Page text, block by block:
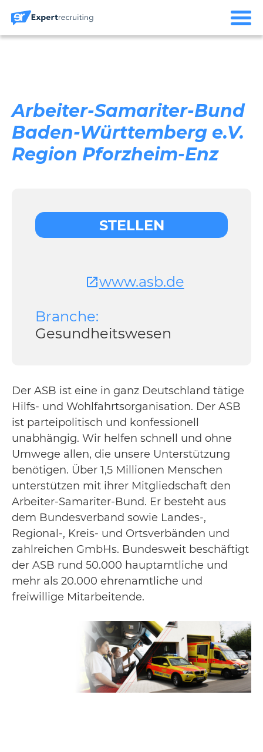
Arbeiter-Samariter-Bund
Baden-Württemberg e.V.
Region Pforzheim-Enz
Der ASB ist eine in ganz Deutschland tätige
Hilfs- und Wohlfahrtsorganisation. Der ASB
ist parteipolitisch und konfessionell
unabhängig. Wir helfen schnell und ohne
Umwege allen, die unsere Unterstützung
benötigen. Über 1,5 Millionen Menschen
unterstützen mit ihrer Mitgliedschaft den
Arbeiter-Samariter-Bund. Er besteht aus
dem Bundesverband sowie Landes-,
Regional-, Kreis- und Ortsverbänden und
zahlreichen GmbHs. Bundesweit beschäftigt
der ASB rund 50.000 hauptamtliche und
mehr als 20.000 ehrenamtliche und
freiwillige Mitarbeitende.
STELLEN
www.asb.de
Branche:
Gesundheitswesen